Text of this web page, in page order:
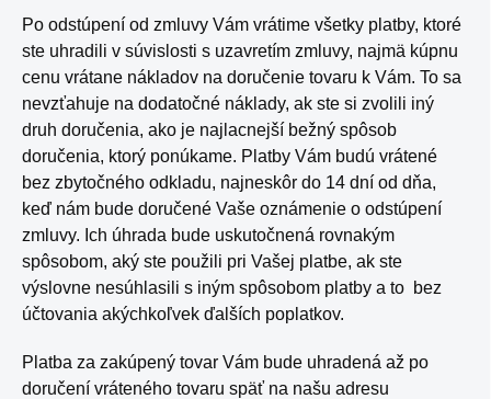
Po odstúpení od zmluvy Vám vrátime všetky platby, ktoré
ste uhradili v súvislosti s uzavretím zmluvy, najmä kúpnu
cenu vrátane nákladov na doručenie tovaru k Vám. To sa
nevzťahuje na dodatočné náklady, ak ste si zvolili iný
druh doručenia, ako je najlacnejší bežný spôsob
doručenia, ktorý ponúkame. Platby Vám budú vrátené
bez zbytočného odkladu, najneskôr do 14 dní od dňa,
keď nám bude doručené Vaše oznámenie o odstúpení
zmluvy. Ich úhrada bude uskutočnená rovnakým
spôsobom, aký ste použili pri Vašej platbe, ak ste
výslovne nesúhlasili s iným spôsobom platby a to bez
účtovania akýchkoľvek ďalších poplatkov.
Platba za zakúpený tovar Vám bude uhradená až po
doručení vráteného tovaru späť na našu adresu